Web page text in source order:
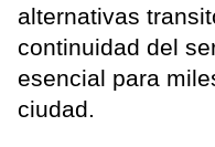
alternativas
continuidad del
esencial para
ciudad.